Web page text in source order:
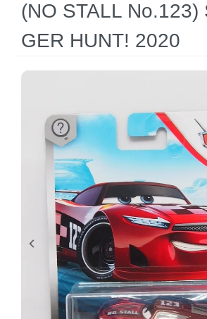
(NO STALL No.123)
GER HUNT! 2020